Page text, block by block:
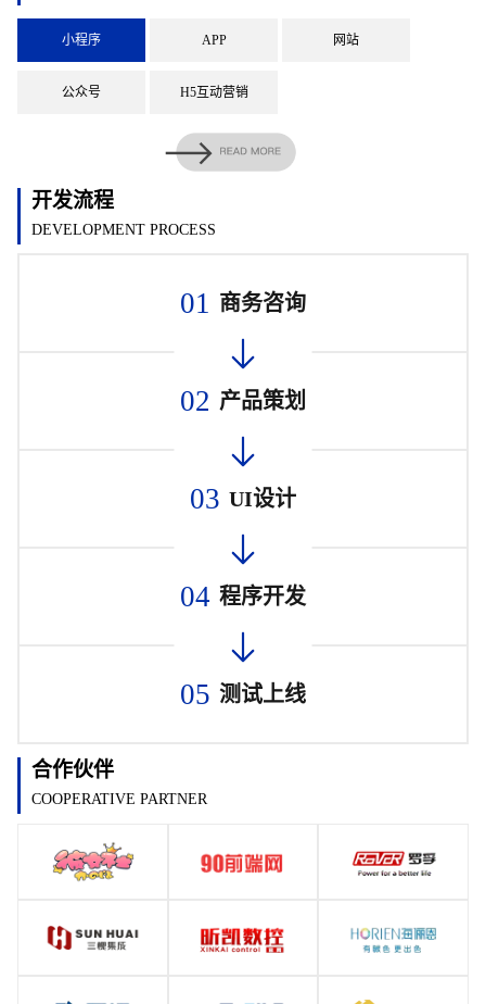
小程序 APP 网站
公众号 H5互动营销
开发流程
DEVELOPMENT PROCESS
01 商务咨询
02 产品策划
03 UI设计
04 程序开发
05 测试上线
合作伙伴
COOPERATIVE PARTNER